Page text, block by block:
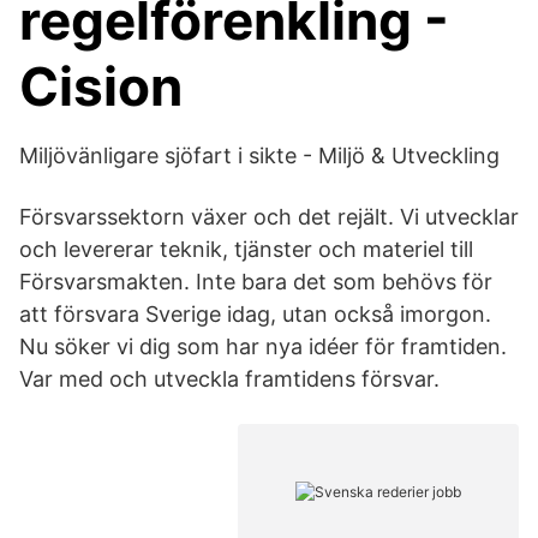
regelförenkling -
Cision
Miljövänligare sjöfart i sikte - Miljö & Utveckling
Försvarssektorn växer och det rejält. Vi utvecklar
och levererar teknik, tjänster och materiel till
Försvarsmakten. Inte bara det som behövs för
att försvara Sverige idag, utan också imorgon.
Nu söker vi dig som har nya idéer för framtiden.
Var med och utveckla framtidens försvar.